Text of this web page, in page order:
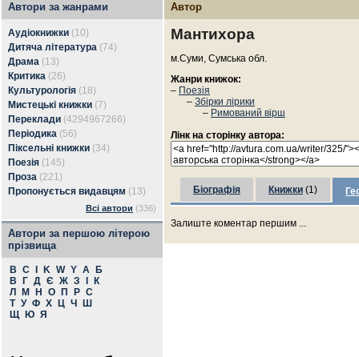
Автори за жанрами
Аудіокнижки (10)
Дитяча література (74)
Драма (13)
Критика (26)
Культурологія (18)
Мистецькі книжки (7)
Переклади (4294967266)
Періодика (56)
Піксельні книжки (34)
Поезія (145)
Проза (221)
Пропонується видавцям (13)
Всі автори (336)
Автори за першою літерою
прізвища
B C K W Y А
Б
В
Г Д Є Ж З
К
Л
М Н О П Р С
Т У Ф Х Ц Ч
Ш
Щ
Ю Я
Автор
Мантихора
м.Суми, Сумська обл.
Жанри книжок:
– Поезія
– Збірки лірики
– Римований вірш
Лінк на сторінку автора:
Біографія Книжки (1)
Залиште коментар першим ...